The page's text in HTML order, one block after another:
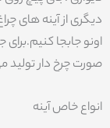
دیگری از آینه های
اونو جابجا کنیم.برای
صورت چرخ دار تولید
انواع خاص آینه